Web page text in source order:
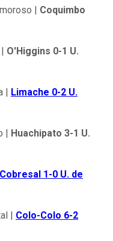
| Coquimbo
O'Higgins 0-1 U.
| Limache 0-2 U.
| Huachipato 3-1 U.
Cobresal 1-0 U. de
| Colo-Colo 6-2